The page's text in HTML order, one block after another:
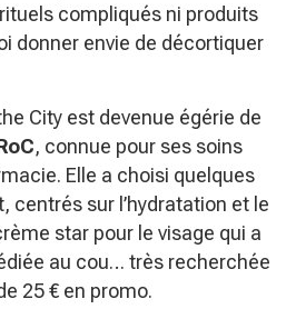
compliqués ni produits
donner envie de décortiquer
City est devenue égérie de
, connue pour ses soins
Elle a choisi quelques
centrés sur l’hydratation et le
star pour le visage qui a
au cou… très recherchée
25 € en promo.